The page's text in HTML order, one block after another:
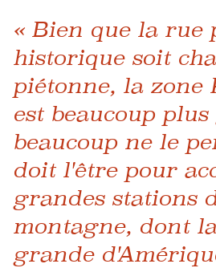
« Bien que la rue
historique soit
piétonne, la zone
est beaucoup
beaucoup ne le
doit l'être pour
grandes stations
montagne, dont
grande